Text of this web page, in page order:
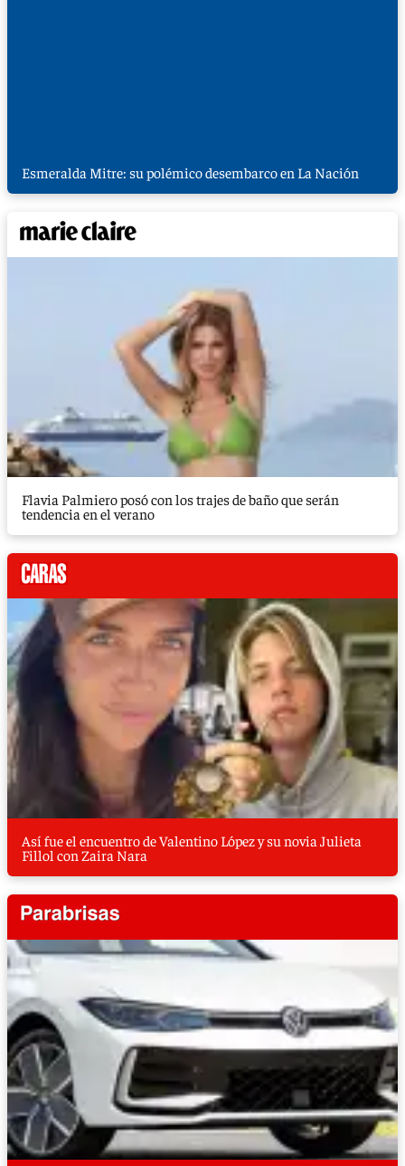
Esmeralda Mitre: su polémico desembarco en La Nación
Flavia Palmiero posó con los trajes de baño que serán
tendencia en el verano
Así fue el encuentro de Valentino López y su novia Julieta
Fillol con Zaira Nara